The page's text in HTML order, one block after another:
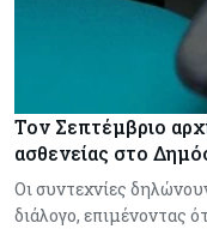
Τον Σεπτέμβριο
ασθενείας στο
Οι συντεχνίες
διάλογο, επιμένοντας